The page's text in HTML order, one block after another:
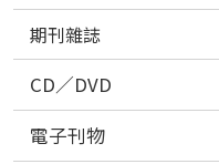
期刊雜誌
CD／DVD
電子刊物